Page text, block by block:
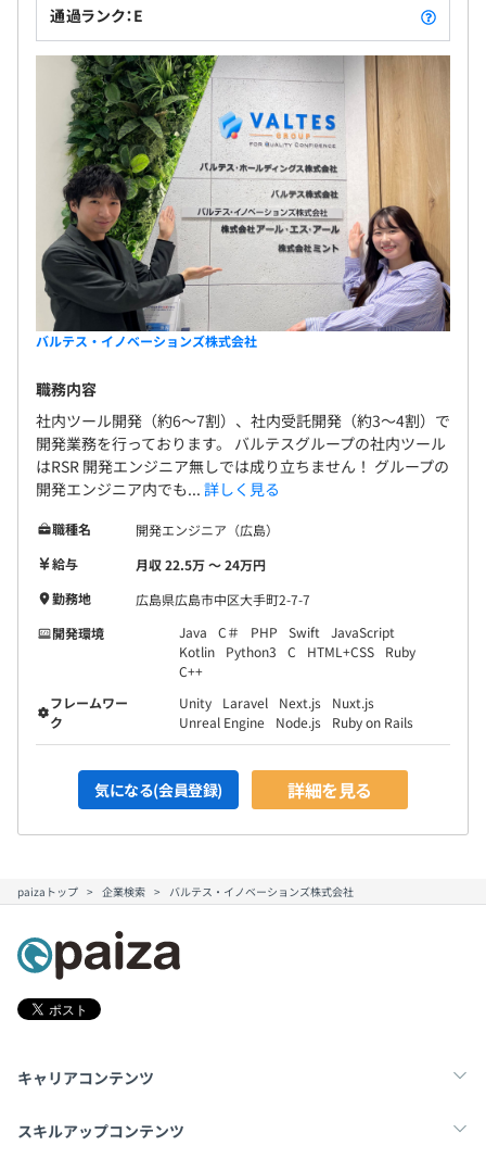
通過ランク：E
バルテス・イノベーションズ株式会社
職務内容
社内ツール開発（約6～7割）、社内受託開発（約3～4割）で
開発業務を行っております。 バルテスグループの社内ツール
はRSR 開発エンジニア無しでは成り立ちません！ グループの
開発エンジニア内でも... 詳しく見る
職種名
開発エンジニア（広島）
給与
月収 22.5万 〜 24万円
勤務地
広島県広島市中区大手町2-7-7
開発環境
Java C＃ PHP Swift
JavaScript
Kotlin
Python3 C HTML+CSS
Ruby
C++
フレームワー
ク
Unity Laravel Next.js
Nuxt.js
Unreal Engine
Node.js Ruby on Rails
気になる(会員登録) 詳細を見る
paizaトップ 企業検索 バルテス・イノベーションズ株式会社
キャリアコンテンツ
転職・キャリア
スキルアップコンテンツ